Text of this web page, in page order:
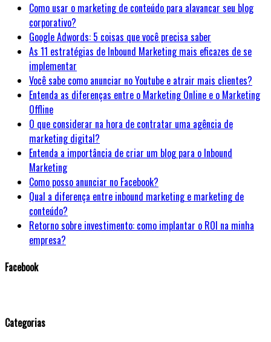
Como usar o marketing de conteúdo para alavancar seu blog
corporativo?
Google Adwords: 5 coisas que você precisa saber
As 11 estratégias de Inbound Marketing mais eficazes de se
implementar
Você sabe como anunciar no Youtube e atrair mais clientes?
Entenda as diferenças entre o Marketing Online e o Marketing
Offline
O que considerar na hora de contratar uma agência de
marketing digital?
Entenda a importância de criar um blog para o Inbound
Marketing
Como posso anunciar no Facebook?
Qual a diferença entre inbound marketing e marketing de
conteúdo?
Retorno sobre investimento: como implantar o ROI na minha
empresa?
Facebook
Categorias